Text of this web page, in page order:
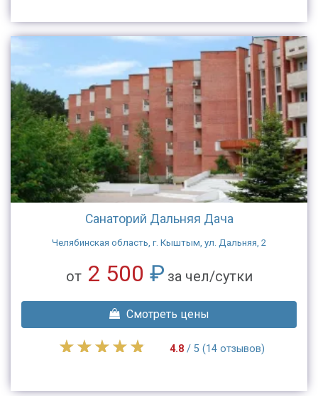
Санаторий Дальняя Дача
Челябинская область, г. Кыштым, ул. Дальняя, 2
от 2 500 ₽ за чел/сутки
Смотреть цены
4.8/ 5 (14 отзывов)